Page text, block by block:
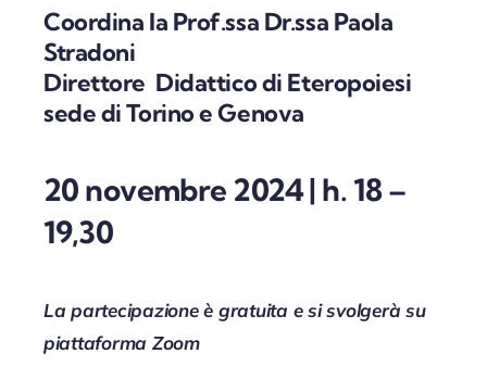
Coordina la Prof.ssa Dr.ssa Paola
Stradoni
Direttore Didattico di Eteropoiesi
sede di Torino e Genova
20 novembre 2024 | h. 18 –
19,30
La partecipazione è gratuita e si svolgerà su
piattaforma Zoom